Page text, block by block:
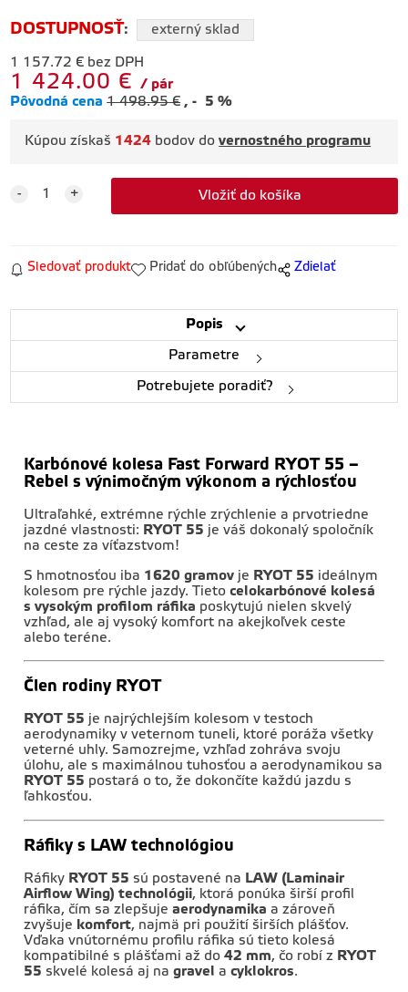
DOSTUPNOSŤ: externý sklad
1 157.72 € bez DPH
1 424.00 €
pár
Pôvodná cena 1 498.95€ - 5 %
Kúpou získaš 1424 bodov dovernostného programu
Sledovať produkt Pridať do obľúbených Zdielať
Popis
Parametre
Potrebujete poradiť?
Karbónové kolesa Fast Forward RYOT 55 –
Rebel s výnimočným výkonom a rýchlosťou
Ultraľahké, extrémne rýchle zrýchlenie a prvotriedne
jazdné vlastnosti: RYOT 55 je váš dokonalý spoločník
na ceste za víťazstvom!
S hmotnosťou iba 1620 gramov je RYOT 55 ideálnym
kolesom pre rýchle jazdy. Tietocelokarbónové kolesá
s vysokým profilom ráfika poskytujú nielen skvelý
vzhľad, ale aj vysoký komfort na akejkoľvek ceste
alebo teréne.
Člen rodiny RYOT
RYOT 55 je najrýchlejším kolesom v testoch
aerodynamiky v veternom tuneli, ktoré poráža všetky
veterné uhly. Samozrejme, vzhľad zohráva svoju
úlohu, ale s maximálnou tuhosťou a aerodynamikou sa
RYOT 55 postará o to, že dokončíte každú jazdu s
ľahkosťou.
Ráfiky s LAW technológiou
Ráfiky RYOT 55 sú postavené na LAW (Laminair
Airflow Wing) technológii, ktorá ponúka širší profil
ráfika, čím sa zlepšujeaerodynamika a zároveň
zvyšuje komfort, najmä pri použití širších plášťov.
Vďaka vnútornému profilu ráfika sú tieto kolesá
kompatibilné s plášťami až do42 mm, čo robí z RYOT
55 skvelé kolesá aj nagravel acyklokros.